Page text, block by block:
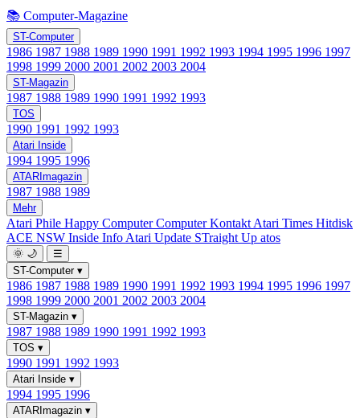
📚 Computer-Magazine
ST-Computer
1986 1987 1988 1989 1990 1991 1992 1993 1994 1995 1996 1997
1998 1999 2000 2001 2002 2003 2004
ST-Magazin
1987 1988 1989 1990 1991 1992 1993
TOS
1990 1991 1992 1993
Atari Inside
1994 1995 1996
ATARImagazin
1987 1988 1989
Mehr
Atari Phile Happy ComputerComputer Kontakt Atari Times Hitdisk
ACE NSW Inside Info Atari Update STraight Up atos
🌞 🌙
☰
ST-Computer ▾
1986 1987 1988 1989 1990 1991 1992 1993 1994 1995 1996 1997
1998 1999 2000 2001 2002 2003 2004
ST-Magazin ▾
1987 1988 1989 1990 1991 1992 1993
TOS ▾
1990 1991 1992 1993
Atari Inside ▾
1994 1995 1996
ATARImagazin ▾